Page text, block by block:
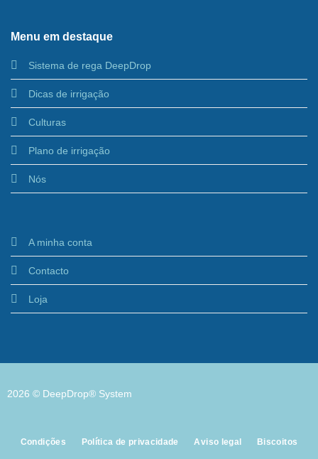
Menu em destaque
Sistema de rega DeepDrop
Dicas de irrigação
Culturas
Plano de irrigação
Nós
A minha conta
Contacto
Loja
2026 © DeepDrop® System
Condições Política de privacidade Aviso legal Biscoitos